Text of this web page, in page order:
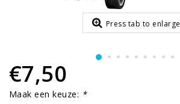
Press tab to enlarge
€7,50
Maak een keuze: *